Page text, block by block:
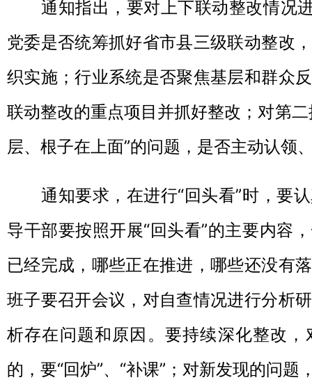
通知指出，要对上下联动整改情况进
党委是否统筹抓好省市县三级联动整改
织实施；行业系统是否聚焦基层和群众
联动整改的重点项目并抓好整改；对第
层、根子在上面”的问题，是否主动认领
通知要求，在进行“回头看”时，要认
导干部要按照开展“回头看”的主要内容
已经完成，哪些正在推进，哪些还没有
班子要召开会议，对自查情况进行分析
析存在问题和原因。要持续深化整改
的，要“回炉”、“补课”；对新发现的问题